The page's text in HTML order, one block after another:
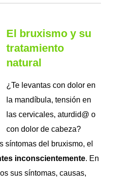
El bruxismo y su
tratamiento
natural
¿Te levantas con dolor en
la mandíbula, tensión en
las cervicales, aturdid@ o
con dolor de cabeza?
síntomas del bruxismo, el
inconscientemente. En
sus síntomas, causas,